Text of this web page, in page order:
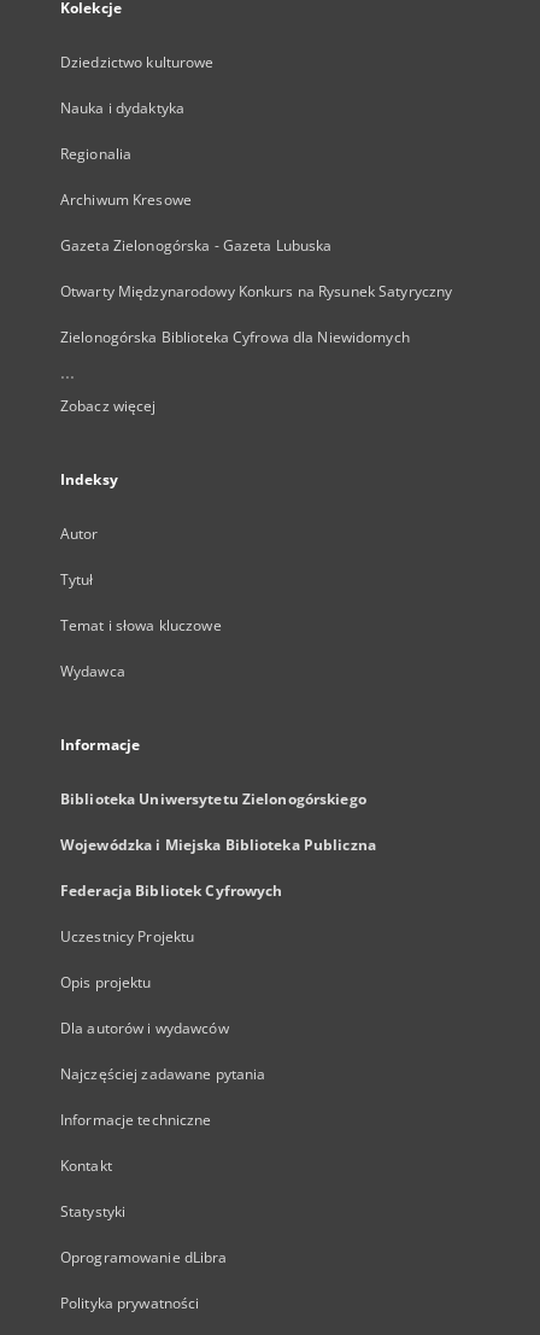
Kolekcje
Dziedzictwo kulturowe
Nauka i dydaktyka
Regionalia
Archiwum Kresowe
Gazeta Zielonogórska - Gazeta Lubuska
Otwarty Międzynarodowy Konkurs na Rysunek Satyryczny
Zielonogórska Biblioteka Cyfrowa dla Niewidomych
...
Zobacz więcej
Indeksy
Autor
Tytuł
Temat i słowa kluczowe
Wydawca
Informacje
Biblioteka Uniwersytetu Zielonogórskiego
Wojewódzka i Miejska Biblioteka Publiczna
Federacja Bibliotek Cyfrowych
Uczestnicy Projektu
Opis projektu
Dla autorów i wydawców
Najczęściej zadawane pytania
Informacje techniczne
Kontakt
Statystyki
Oprogramowanie dLibra
Polityka prywatności